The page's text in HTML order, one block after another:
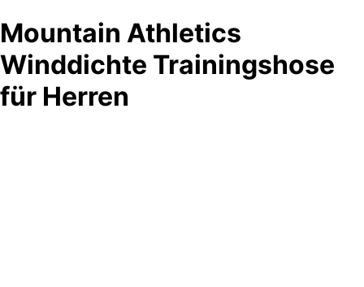
Mountain Athletics
Winddichte Trainingshose
für Herren